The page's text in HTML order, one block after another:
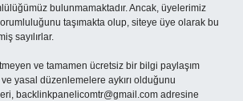
bulunmamaktadır. Ancak, üyelerimiz
taşımakta olup, siteye üye olarak bu
sayılırlar.
ve tamamen ücretsiz bir bilgi paylaşım
yasal düzenlemelere aykırı olduğunu
backlinkpanelicomtr@gmail.com adresine